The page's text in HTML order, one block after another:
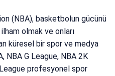
(NBA), basketbolun gücünü
olmak ve onları
küresel bir spor ve medya
NBA G League, NBA 2K
profesyonel spor